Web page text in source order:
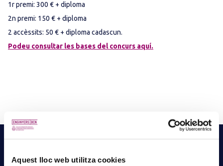
Aquest lloc web utilitza cookies
1r premi: 300 € + diploma
2n premi: 150 € + diploma
2 accèssits: 50 € + diploma cadascun.
Podeu consultar les bases del concurs aquí.
NOTÍCIESRELACIONADES